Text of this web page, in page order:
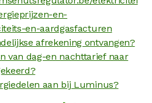
en-
en-aardgasfacturen
afrekening ontvangen?
van dag-en nachttarief naar
aan bij Luminus?